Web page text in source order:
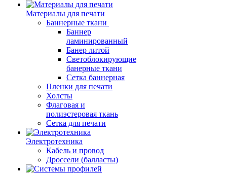
Материалы для печати
Баннерные ткани
Баннер
ламинированный
Банер литой
Светоблокирующие
банерные ткани
Сетка баннерная
Пленки для печати
Холсты
Флаговая и
полиэстеровая ткань
Сетка для печати
Электротехника
Кабель и провод
Дроссели (балласты)